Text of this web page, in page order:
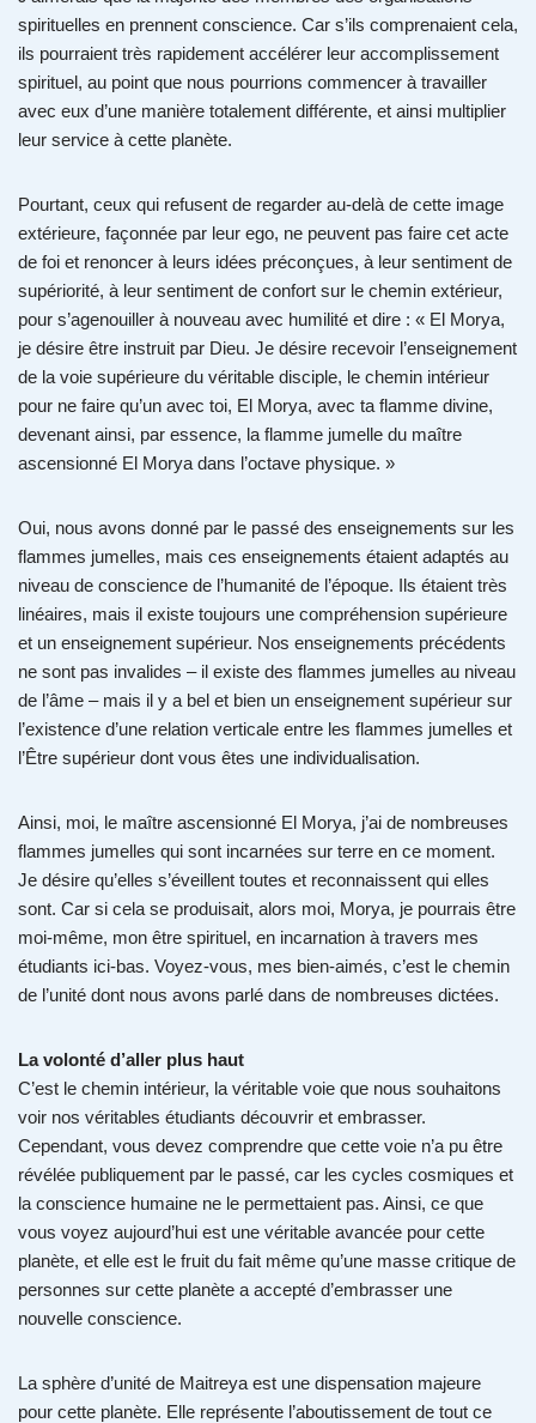
spirituelles en prennent conscience. Car s’ils comprenaient cela,
ils pourraient très rapidement accélérer leur accomplissement
spirituel, au point que nous pourrions commencer à travailler
avec eux d’une manière totalement différente, et ainsi multiplier
leur service à cette planète.
Pourtant, ceux qui refusent de regarder au-delà de cette image
extérieure, façonnée par leur ego, ne peuvent pas faire cet acte
de foi et renoncer à leurs idées préconçues, à leur sentiment de
supériorité, à leur sentiment de confort sur le chemin extérieur,
pour s’agenouiller à nouveau avec humilité et dire : « El Morya,
je désire être instruit par Dieu. Je désire recevoir l’enseignement
de la voie supérieure du véritable disciple, le chemin intérieur
pour ne faire qu’un avec toi, El Morya, avec ta flamme divine,
devenant ainsi, par essence, la flamme jumelle du maître
ascensionné El Morya dans l’octave physique. »
Oui, nous avons donné par le passé des enseignements sur les
flammes jumelles, mais ces enseignements étaient adaptés au
niveau de conscience de l’humanité de l’époque. Ils étaient très
linéaires, mais il existe toujours une compréhension supérieure
et un enseignement supérieur. Nos enseignements précédents
ne sont pas invalides – il existe des flammes jumelles au niveau
de l’âme – mais il y a bel et bien un enseignement supérieur sur
l’existence d’une relation verticale entre les flammes jumelles et
l’Être supérieur dont vous êtes une individualisation.
Ainsi, moi, le maître ascensionné El Morya, j’ai de nombreuses
flammes jumelles qui sont incarnées sur terre en ce moment.
Je désire qu’elles s’éveillent toutes et reconnaissent qui elles
sont. Car si cela se produisait, alors moi, Morya, je pourrais être
moi-même, mon être spirituel, en incarnation à travers mes
étudiants ici-bas. Voyez-vous, mes bien-aimés, c’est le chemin
de l’unité dont nous avons parlé dans de nombreuses dictées.
La volonté d’aller plus haut
C’est le chemin intérieur, la véritable voie que nous souhaitons
voir nos véritables étudiants découvrir et embrasser.
Cependant, vous devez comprendre que cette voie n’a pu être
révélée publiquement par le passé, car les cycles cosmiques et
la conscience humaine ne le permettaient pas. Ainsi, ce que
vous voyez aujourd’hui est une véritable avancée pour cette
planète, et elle est le fruit du fait même qu’une masse critique de
personnes sur cette planète a accepté d’embrasser une
nouvelle conscience.
La sphère d’unité de Maitreya est une dispensation majeure
pour cette planète. Elle représente l’aboutissement de tout ce